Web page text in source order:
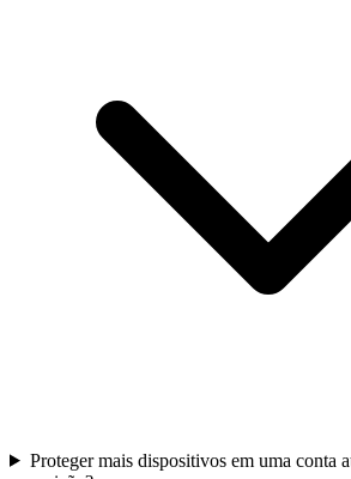
Proteger mais dispositivos em uma conta